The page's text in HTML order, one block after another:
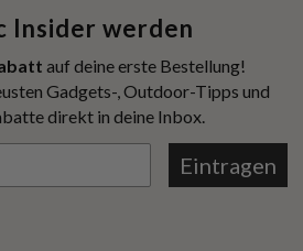
Insider werden
auf deine erste Bestellung!
Gadgets-, Outdoor-Tipps und
direkt in deine Inbox.
Eintragen